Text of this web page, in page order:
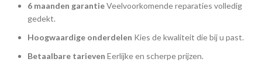
6 maanden garantieVeelvoorkomende reparaties volledig
gedekt.
Hoogwaardige onderdelen Kies de kwaliteit die bij u past.
Betaalbare tarieven Eerlijke en scherpe prijzen.